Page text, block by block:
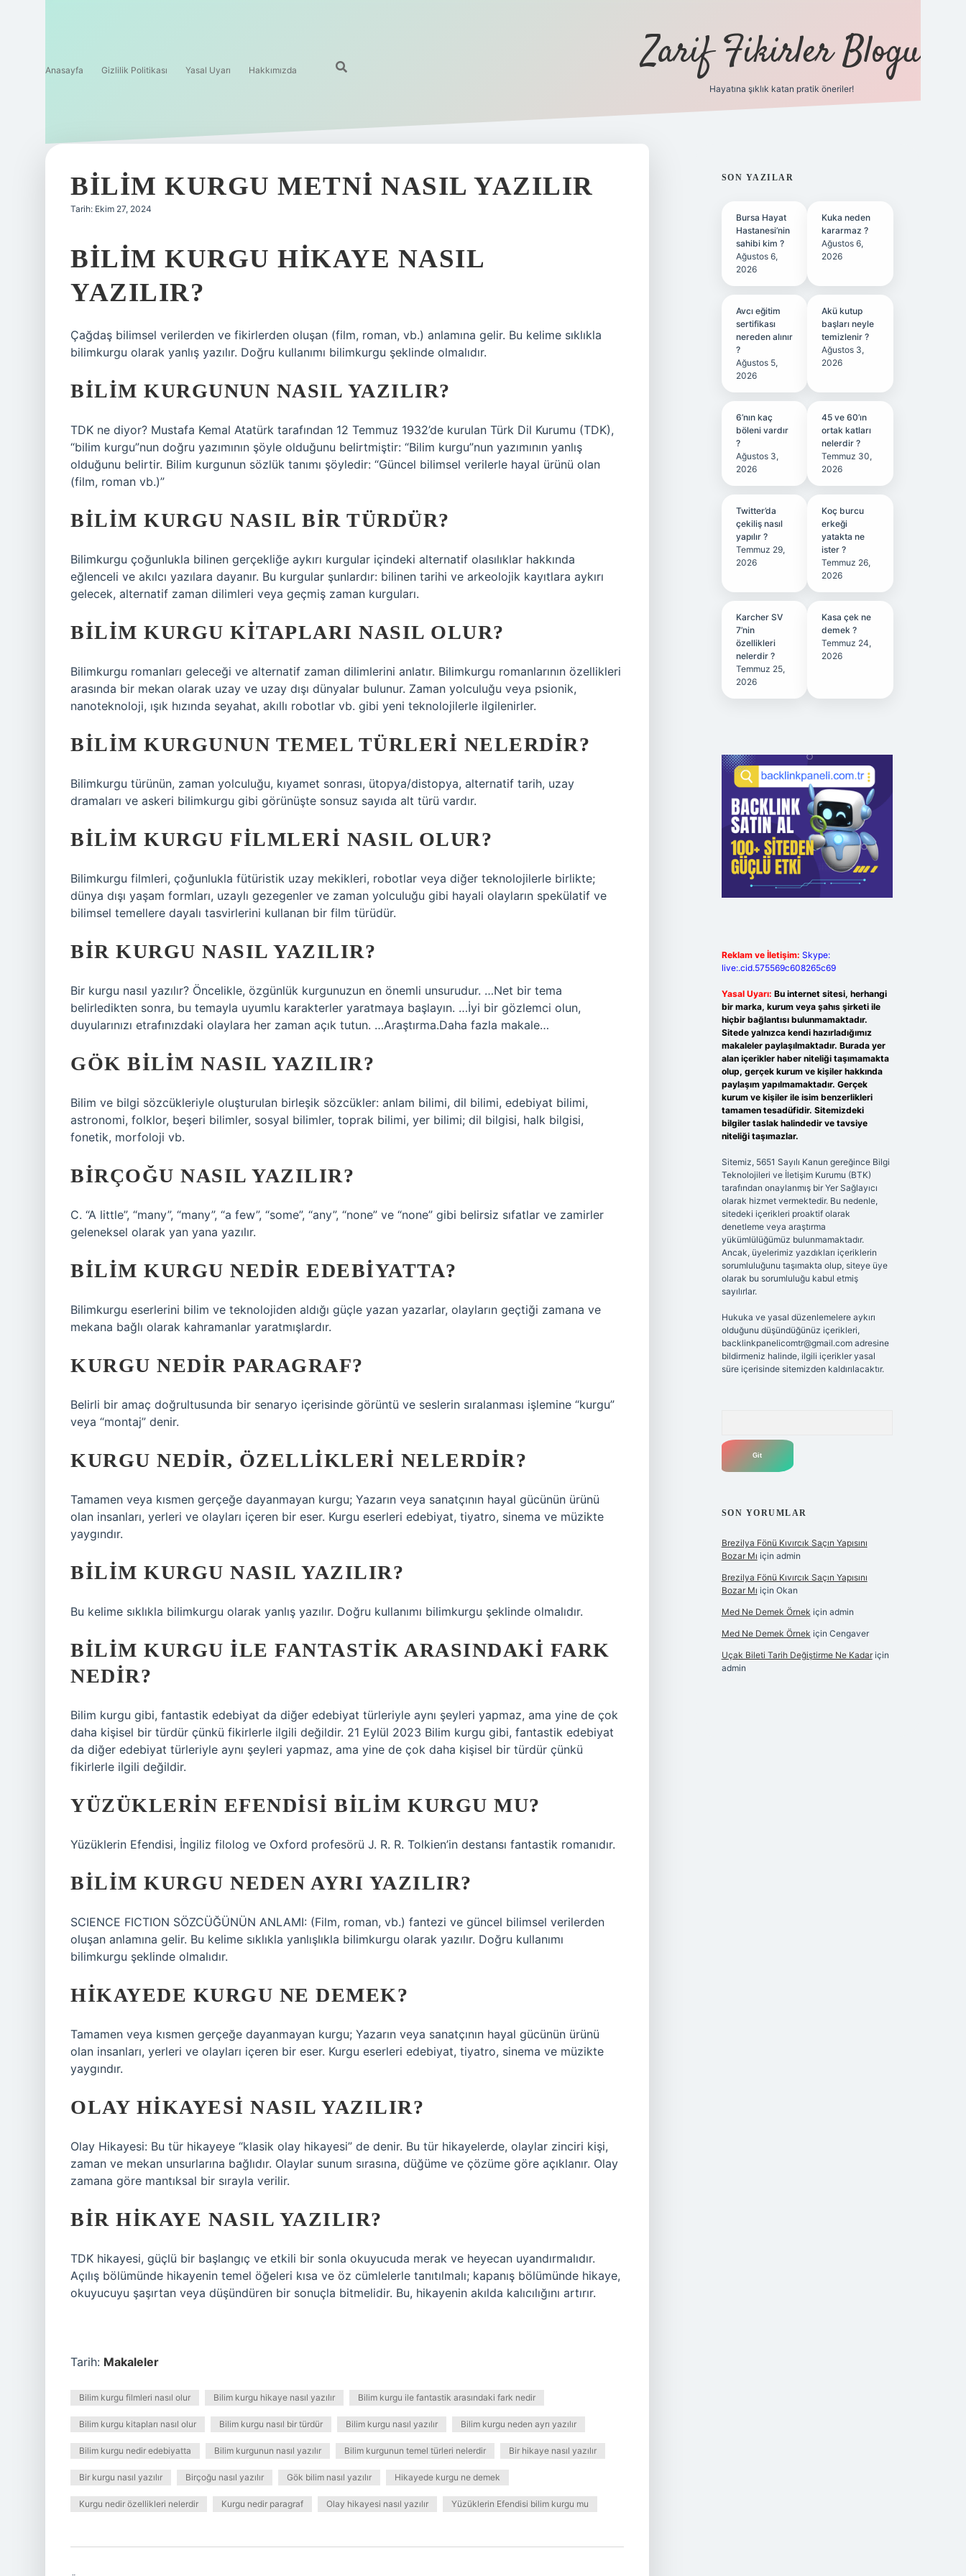
Anasayfa Gizlilik Politikası Yasal Uyarı Hakkımızda Zarif Fikirler Blogu
Hayatına şıklık katan pratik öneriler!
BILIM KURGU METNI NASIL YAZILIR
Tarih: Ekim 27, 2024
BILIM KURGU HIKAYE NASIL
YAZILIR?
Çağdaş bilimsel verilerden ve fikirlerden oluşan (film, roman, vb.) anlamına gelir. Bu kelime sıklıkla
bilimkurgu olarak yanlış yazılır. Doğru kullanımı bilimkurgu şeklinde olmalıdır.
BILIM KURGUNUN NASIL YAZILIR?
TDK ne diyor? Mustafa Kemal Atatürk tarafından 12 Temmuz 1932’de kurulan Türk Dil Kurumu (TDK),
“bilim kurgu”nun doğru yazımının şöyle olduğunu belirtmiştir: “Bilim kurgu”nun yazımının yanlış
olduğunu belirtir. Bilim kurgunun sözlük tanımı şöyledir: “Güncel bilimsel verilerle hayal ürünü olan
(film, roman vb.)”
BILIM KURGU NASIL BIR TÜRDÜR?
Bilimkurgu çoğunlukla bilinen gerçekliğe aykırı kurgular içindeki alternatif olasılıklar hakkında
eğlenceli ve akılcı yazılara dayanır. Bu kurgular şunlardır: bilinen tarihi ve arkeolojik kayıtlara aykırı
gelecek, alternatif zaman dilimleri veya geçmiş zaman kurguları.
BILIM KURGU KITAPLARI NASIL OLUR?
Bilimkurgu romanları geleceği ve alternatif zaman dilimlerini anlatır. Bilimkurgu romanlarının özellikleri
arasında bir mekan olarak uzay ve uzay dışı dünyalar bulunur. Zaman yolculuğu veya psionik,
nanoteknoloji, ışık hızında seyahat, akıllı robotlar vb. gibi yeni teknolojilerle ilgilenirler.
BILIM KURGUNUN TEMEL TÜRLERI NELERDIR?
Bilimkurgu türünün, zaman yolculuğu, kıyamet sonrası, ütopya/distopya, alternatif tarih, uzay
dramaları ve askeri bilimkurgu gibi görünüşte sonsuz sayıda alt türü vardır.
BILIM KURGU FILMLERI NASIL OLUR?
Bilimkurgu filmleri, çoğunlukla fütüristik uzay mekikleri, robotlar veya diğer teknolojilerle birlikte;
dünya dışı yaşam formları, uzaylı gezegenler ve zaman yolculuğu gibi hayali olayların spekülatif ve
bilimsel temellere dayalı tasvirlerini kullanan bir film türüdür.
BIR KURGU NASIL YAZILIR?
Bir kurgu nasıl yazılır? Öncelikle, özgünlük kurgunuzun en önemli unsurudur. …Net bir tema
belirledikten sonra, bu temayla uyumlu karakterler yaratmaya başlayın. …İyi bir gözlemci olun,
duyularınızı etrafınızdaki olaylara her zaman açık tutun. …Araştırma.Daha fazla makale…
GÖK BILIM NASIL YAZILIR?
Bilim ve bilgi sözcükleriyle oluşturulan birleşik sözcükler: anlam bilimi, dil bilimi, edebiyat bilimi,
astronomi, folklor, beşeri bilimler, sosyal bilimler, toprak bilimi, yer bilimi; dil bilgisi, halk bilgisi,
fonetik, morfoloji vb.
BIRÇOĞU NASIL YAZILIR?
C. “A little”, “many”, “many”, “a few”, “some”, “any”, “none” ve “none” gibi belirsiz sıfatlar ve zamirler
geleneksel olarak yan yana yazılır.
BILIM KURGU NEDIR EDEBIYATTA?
Bilimkurgu eserlerini bilim ve teknolojiden aldığı güçle yazan yazarlar, olayların geçtiği zamana ve
mekana bağlı olarak kahramanlar yaratmışlardır.
KURGU NEDIR PARAGRAF?
Belirli bir amaç doğrultusunda bir senaryo içerisinde görüntü ve seslerin sıralanması işlemine “kurgu”
veya “montaj” denir.
KURGU NEDIR, ÖZELLIKLERI NELERDIR?
Tamamen veya kısmen gerçeğe dayanmayan kurgu; Yazarın veya sanatçının hayal gücünün ürünü
olan insanları, yerleri ve olayları içeren bir eser. Kurgu eserleri edebiyat, tiyatro, sinema ve müzikte
yaygındır.
BILIM KURGU NASIL YAZILIR?
Bu kelime sıklıkla bilimkurgu olarak yanlış yazılır. Doğru kullanımı bilimkurgu şeklinde olmalıdır.
BILIM KURGU ILE FANTASTIK ARASINDAKI FARK
NEDIR?
Bilim kurgu gibi, fantastik edebiyat da diğer edebiyat türleriyle aynı şeyleri yapmaz, ama yine de çok
daha kişisel bir türdür çünkü fikirlerle ilgili değildir. 21 Eylül 2023 Bilim kurgu gibi, fantastik edebiyat
da diğer edebiyat türleriyle aynı şeyleri yapmaz, ama yine de çok daha kişisel bir türdür çünkü
fikirlerle ilgili değildir.
YÜZÜKLERIN EFENDISI BILIM KURGU MU?
Yüzüklerin Efendisi, İngiliz filolog ve Oxford profesörü J. R. R. Tolkien’in destansı fantastik romanıdır.
BILIM KURGU NEDEN AYRI YAZILIR?
SCIENCE FICTION SÖZCÜĞÜNÜN ANLAMI: (Film, roman, vb.) fantezi ve güncel bilimsel verilerden
oluşan anlamına gelir. Bu kelime sıklıkla yanlışlıkla bilimkurgu olarak yazılır. Doğru kullanımı
bilimkurgu şeklinde olmalıdır.
HIKAYEDE KURGU NE DEMEK?
Tamamen veya kısmen gerçeğe dayanmayan kurgu; Yazarın veya sanatçının hayal gücünün ürünü
olan insanları, yerleri ve olayları içeren bir eser. Kurgu eserleri edebiyat, tiyatro, sinema ve müzikte
yaygındır.
OLAY HIKAYESI NASIL YAZILIR?
Olay Hikayesi: Bu tür hikayeye “klasik olay hikayesi” de denir. Bu tür hikayelerde, olaylar zinciri kişi,
zaman ve mekan unsurlarına bağlıdır. Olaylar sunum sırasına, düğüme ve çözüme göre açıklanır. Olay
zamana göre mantıksal bir sırayla verilir.
BIR HIKAYE NASIL YAZILIR?
TDK hikayesi, güçlü bir başlangıç ​​ve etkili bir sonla okuyucuda merak ve heyecan uyandırmalıdır.
Açılış bölümünde hikayenin temel öğeleri kısa ve öz cümlelerle tanıtılmalı; kapanış bölümünde hikaye,
okuyucuyu şaşırtan veya düşündüren bir sonuçla bitmelidir. Bu, hikayenin akılda kalıcılığını artırır.
Tarih: Makaleler
Bilim kurgu filmleri nasıl olur Bilim kurgu hikaye nasıl yazılır Bilim kurgu ile fantastik arasındaki fark nedir
Bilim kurgu kitapları nasıl olur Bilim kurgu nasıl bir türdür Bilim kurgu nasıl yazılır Bilim kurgu neden ayrı yazılır
Bilim kurgu nedir edebiyatta Bilim kurgunun nasıl yazılır Bilim kurgunun temel türleri nelerdir Bir hikaye nasıl yazılır
Bir kurgu nasıl yazılır Birçoğu nasıl yazılır Gök bilim nasıl yazılır Hikayede kurgu ne demek
Kurgu nedir özellikleri nelerdir Kurgu nedir paragraf Olay hikayesi nasıl yazılır Yüzüklerin Efendisi bilim kurgu mu
SIDEBAR
SON YAZILAR
Bursa Hayat
Hastanesi’nin
sahibi kim ?
Ağustos 6,
2026
Kuka neden
kararmaz ?
Ağustos 6,
2026
Avcı eğitim
sertifikası
nereden alınır
?
Ağustos 5,
2026
Akü kutup
başları neyle
temizlenir ?
Ağustos 3,
2026
6’nın kaç
böleni vardır
?
Ağustos 3,
2026
45 ve 60’ın
ortak katları
nelerdir ?
Temmuz 30,
2026
Twitter’da
çekiliş nasıl
yapılır ?
Temmuz 29,
2026
Koç burcu
erkeği
yatakta ne
ister ?
Temmuz 26,
2026
Karcher SV
7’nin
özellikleri
nelerdir ?
Temmuz 25,
2026
Kasa çek ne
demek ?
Temmuz 24,
2026
Reklam ve İletişim: Skype:
live:.cid.575569c608265c69
Yasal Uyarı: Bu internet sitesi, herhangi
bir marka, kurum veya şahıs şirketi ile
hiçbir bağlantısı bulunmamaktadır.
Sitede yalnızca kendi hazırladığımız
makaleler paylaşılmaktadır. Burada yer
alan içerikler haber niteliği taşımamakta
olup, gerçek kurum ve kişiler hakkında
paylaşım yapılmamaktadır. Gerçek
kurum ve kişiler ile isim benzerlikleri
tamamen tesadüfidir. Sitemizdeki
bilgiler taslak halindedir ve tavsiye
niteliği taşımazlar.
Sitemiz, 5651 Sayılı Kanun gereğince Bilgi
Teknolojileri ve İletişim Kurumu (BTK)
tarafından onaylanmış bir Yer Sağlayıcı
olarak hizmet vermektedir. Bu nedenle,
sitedeki içerikleri proaktif olarak
denetleme veya araştırma
yükümlülüğümüz bulunmamaktadır.
Ancak, üyelerimiz yazdıkları içeriklerin
sorumluluğunu taşımakta olup, siteye üye
olarak bu sorumluluğu kabul etmiş
sayılırlar.
Hukuka ve yasal düzenlemelere aykırı
olduğunu düşündüğünüz içerikleri,
backlinkpanelicomtr@gmail.comadresine
bildirmeniz halinde, ilgili içerikler yasal
süre içerisinde sitemizden kaldırılacaktır.
SON YORUMLAR
Brezilya Fönü Kıvırcık Saçın Yapısını
Bozar Mı için admin
Brezilya Fönü Kıvırcık Saçın Yapısını
Bozar Mı için Okan
Med Ne Demek Örnek için admin
Med Ne Demek Örnek için Cengaver
Uçak Bileti Tarih Değiştirme Ne Kadariçin
admin